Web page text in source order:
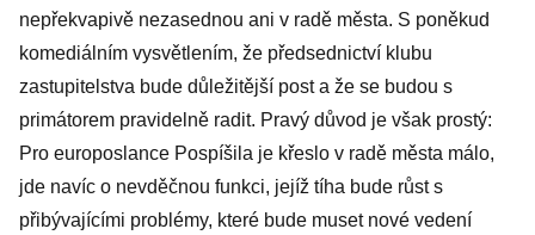
nepřekvapivě nezasednou ani v radě města. S poněkud
komediálním vysvětlením, že předsednictví klubu
zastupitelstva bude důležitější post a že se budou s
primátorem pravidelně radit. Pravý důvod je však prostý:
Pro europoslance Pospíšila je křeslo v radě města málo,
jde navíc o nevděčnou funkci, jejíž tíha bude růst s
přibývajícími problémy, které bude muset nové vedení